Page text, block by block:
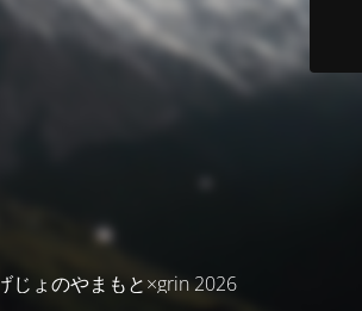
じょのやまもと×grin 2026